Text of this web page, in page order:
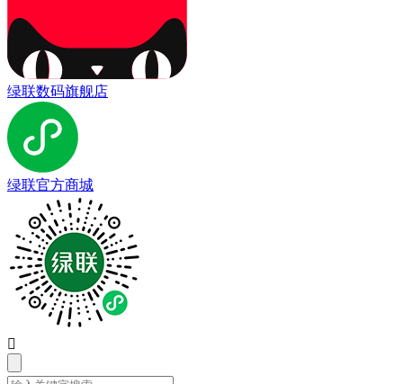
绿联数码旗舰店
绿联官方商城
